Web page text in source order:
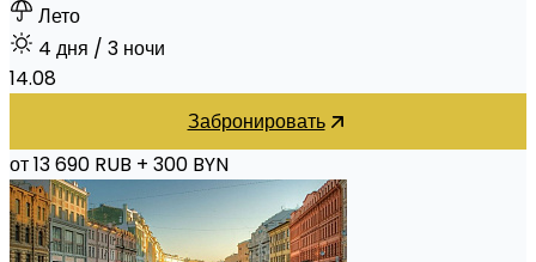
Лето
4 дня / 3 ночи
14.08
Забронировать
от 13 690 RUB + 300 BYN